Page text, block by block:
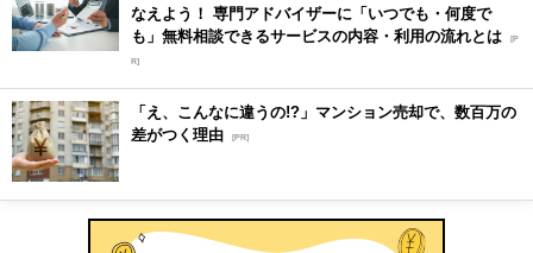
なえよう！ 専門アドバイザーに「いつでも・何度で
も」無料相談できるサービスの内容・利用の流れとは [P
R]
「え、こんなに違うの!?」マンション売却で、数百万の
差がつく理由 [PR]